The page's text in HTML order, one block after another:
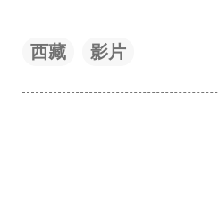
西藏 影片